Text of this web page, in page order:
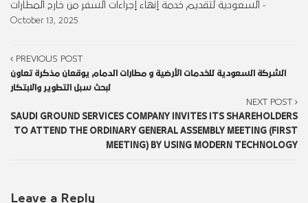
السعودية لتقديم خدمة إنهاء إجراءات السفر من خارج المطارات
-
October 13, 2025
PREVIOUS POST
الشركة السعودية للخدمات الأرضية و مطارات الدمام يوقعان مذكرة تعاون
لبحث سبل التطوير والابتكار
NEXT POST
SAUDI GROUND SERVICES COMPANY INVITES ITS SHAREHOLDERS
TO ATTEND THE ORDINARY GENERAL ASSEMBLY MEETING (FIRST
MEETING) BY USING MODERN TECHNOLOGY
Leave a Reply